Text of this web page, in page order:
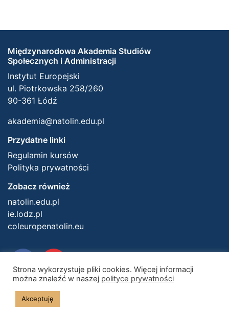
Międzynarodowa Akademia Studiów
Społecznych i Administracji
Instytut Europejski
ul. Piotrkowska 258/260
90-361 Łódź
akademia@natolin.edu.pl
Przydatne linki
Regulamin kursów
Polityka prywatności
Zobacz również
natolin.edu.pl
ie.lodz.pl
coleuropenatolin.eu
© 2026 Centrum Europejskie Natolin. Wszelkie prawa zastrzeżone.
Strona wykorzystuje pliki cookies. Więcej informacji
można znaleźć w naszej polityce prywatności
Akceptuję